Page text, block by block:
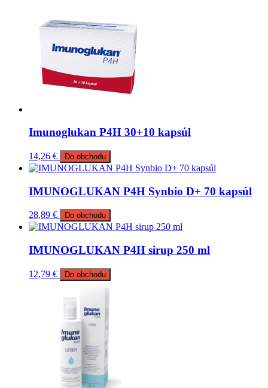
Imunoglukan P4H 30+10 kapsúl
14,26 € Do obchodu
IMUNOGLUKAN P4H Synbio D+ 70 kapsúl
28,89 € Do obchodu
IMUNOGLUKAN P4H sirup 250 ml
12,79 € Do obchodu